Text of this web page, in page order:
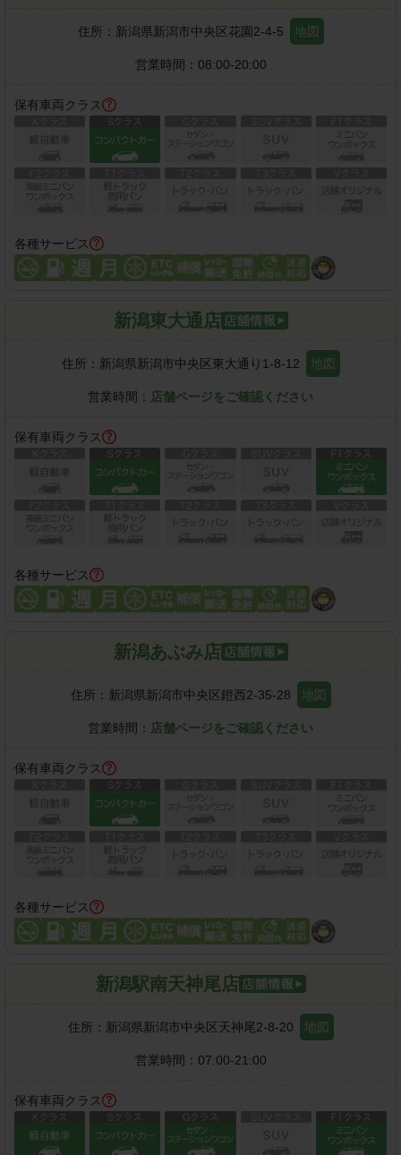
住所： 新潟県新潟市中央区花園2-4-5 地図
営業時間： 08:00-20:00
保有車両クラス
各種サービス
新潟東大通店
住所： 新潟県新潟市中央区東大通り1-8-12 地図
営業時間： 店舗ページをご確認ください
保有車両クラス
各種サービス
新潟あぶみ店
住所： 新潟県新潟市中央区鐙西2-35-28 地図
営業時間： 店舗ページをご確認ください
保有車両クラス
各種サービス
新潟駅南天神尾店
住所： 新潟県新潟市中央区天神尾2-8-20 地図
営業時間： 07:00-21:00
保有車両クラス